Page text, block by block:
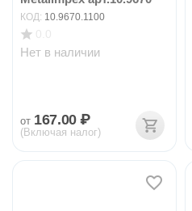
КОД: 10.9670.1100
Нет в наличии
от 167.00 ₽
(Включая налог)